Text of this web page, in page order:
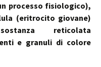
processo fisiologico),
(eritrocito giovane)
reticolata
e granuli di colore